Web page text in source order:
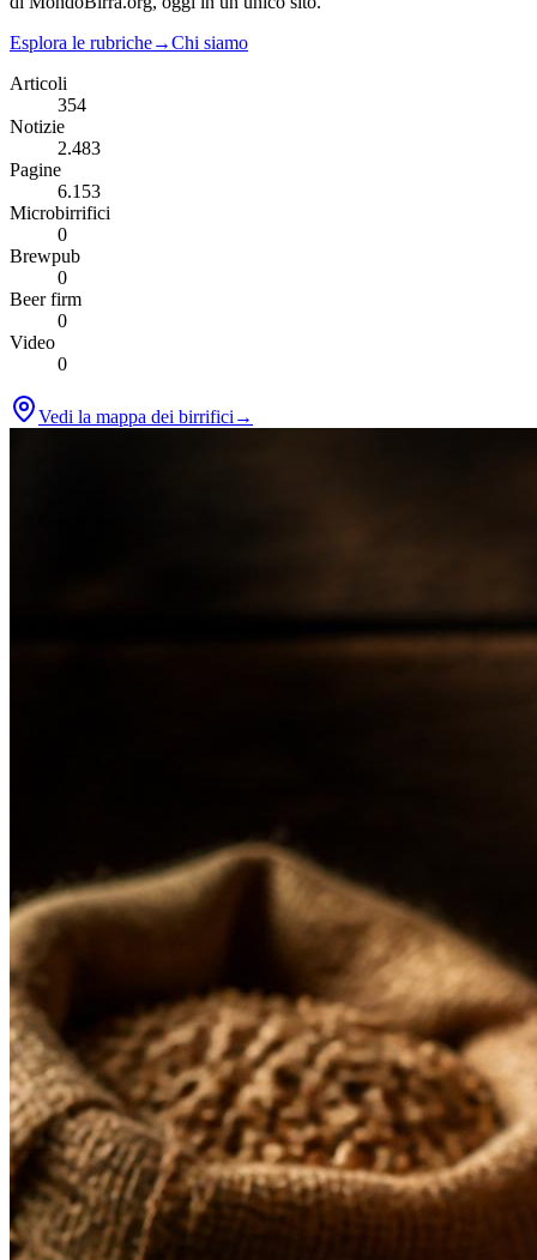
Esplora le rubriche→Chi siamo
Articoli
354
Notizie
2.483
Pagine
6.153
Microbirrifici
0
Brewpub
0
Beer firm
0
Video
0
Vedi la mappa dei birrifici →